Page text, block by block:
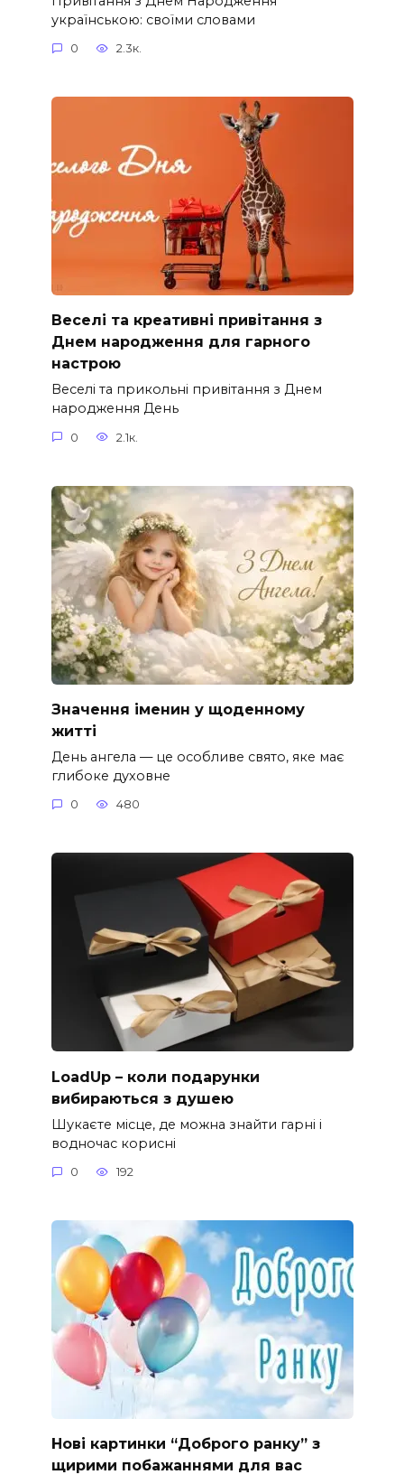
українською: своїми словами
0 2.3к.
Веселі та креативні привітання з
Днем народження для гарного
настрою
Веселі та прикольні привітання з Днем
народження День
0 2.1к.
Значення іменин у щоденному
житті
День ангела — це особливе свято, яке має
глибоке духовне
0 480
LoadUp – коли подарунки
вибираються з душею
Шукаєте місце, де можна знайти гарні і
водночас корисні
0 192
Нові картинки “Доброго ранку” з
щирими побажаннями для вас